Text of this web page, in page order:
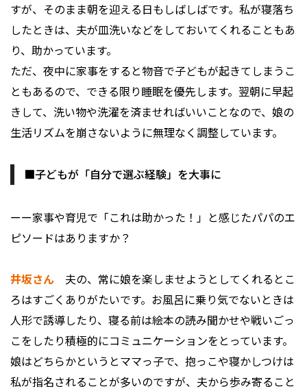
すが、そのまま朝を迎える日もしばしばです。私が寝落ち
したときは、夫が皿洗いなどをしておいてくれることもあ
り、助かっています。
ただ、夜中に家事をすると物音で子どもが起きてしまうこ
ともあるので、できる限り睡眠を優先します。翌朝に早起
きして、洗い物や洗濯を済ませればいいことなので、娘の
生活リズムを崩さないように無理なく調整しています。
■子どもが「自分で選ぶ経験」を大事に
ーー家事や育児で「これは助かった！」と感じたパパのエ
ピソードはありますか？
井坂さん 夫の、常に娘を楽しませようとしてくれるとこ
ろはすごくありがたいです。お風呂に乗り気でないときは
人形で誘導したり、寝る前は絵本の読み聞かせや戦いごっ
こをしたり積極的にコミュニケーションをとっています。
娘はどちらかというとママっ子で、抱っこや寝かしつけは
私が指名されることが多いのですが、夫から歩み寄ること